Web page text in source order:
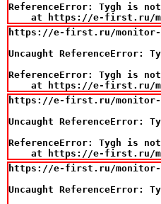
ReferenceError: Tygh is
at https://e-first.ru/
https://e-first.ru/monitor-
Uncaught ReferenceError:
ReferenceError: Tygh is
at https://e-first.ru/
https://e-first.ru/monitor-
Uncaught ReferenceError:
ReferenceError: Tygh is
at https://e-first.ru/
https://e-first.ru/monitor-
Uncaught ReferenceError: